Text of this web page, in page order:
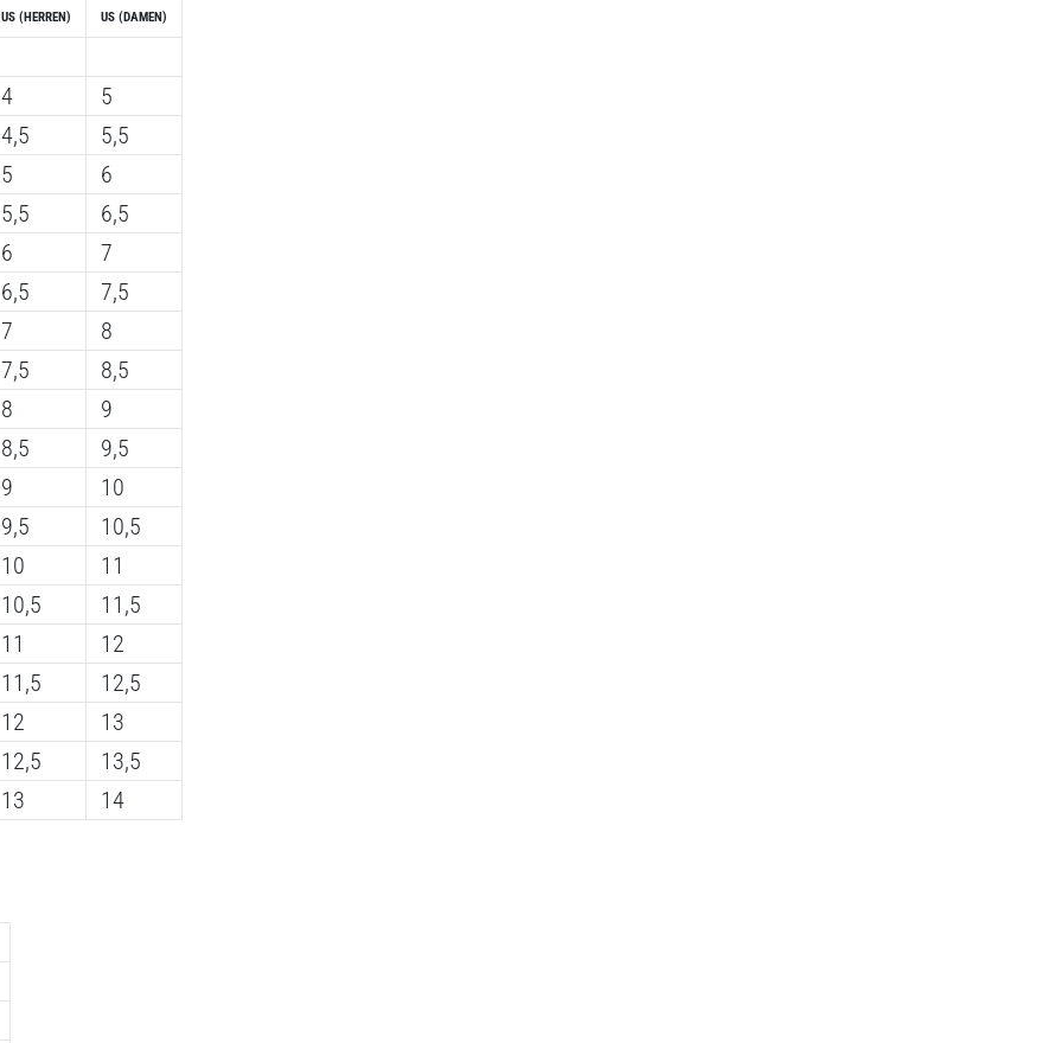
US (HERREN)
4
4,5
5
5,5
6
6,5
7
7,5
8
8,5
9
9,5
10
10,5
11
11,5
12
12,5
13
US (DAMEN)
5
5,5
6
6,5
7
7,5
8
8,5
9
9,5
10
10,5
11
11,5
12
12,5
13
13,5
14